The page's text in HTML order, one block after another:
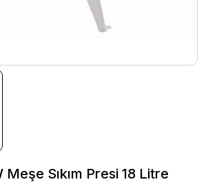
Sıkım Presi 18 Litre